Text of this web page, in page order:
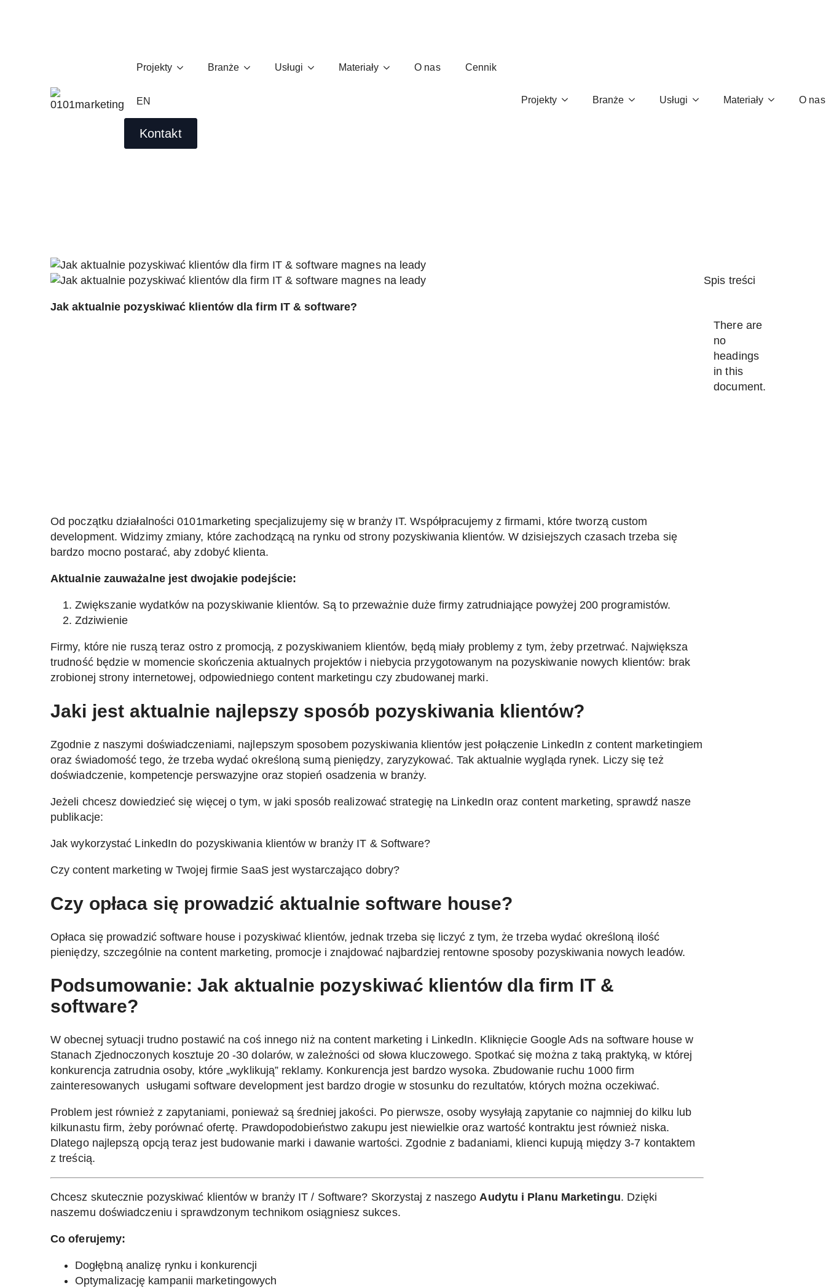
Projekty Branże Usługi Materiały O nas Cennik
EN
Kontakt
Projekty Branże Usługi Materiały O nas
Jak aktualnie pozyskiwać klientów dla firm IT & software?
Wojciech Idzikowski
Jak aktualnie pozyskiwać klientów dla firm IT & software?
Od początku działalności 0101marketing specjalizujemy się w branży IT. Współpracujemy z firmami, które tworzą custom
development. Widzimy zmiany, które zachodzącą na rynku od strony pozyskiwania klientów. W dzisiejszych czasach trzeba się
bardzo mocno postarać, aby zdobyć klienta.
Aktualnie zauważalne jest dwojakie podejście:
Zwiększanie wydatków na pozyskiwanie klientów. Są to przeważnie duże firmy zatrudniające powyżej 200 programistów.
Zdziwienie
Firmy, które nie ruszą teraz ostro z promocją, z pozyskiwaniem klientów, będą miały problemy z tym, żeby przetrwać. Największa
trudność będzie w momencie skończenia aktualnych projektów i niebycia przygotowanym na pozyskiwanie nowych klientów: brak
zrobionej strony internetowej, odpowiedniego content marketingu czy zbudowanej marki.
Jaki jest aktualnie najlepszy sposób pozyskiwania klientów?
Zgodnie z naszymi doświadczeniami, najlepszym sposobem pozyskiwania klientów jest połączenie LinkedIn z content marketingiem
oraz świadomość tego, że trzeba wydać określoną sumą pieniędzy, zaryzykować. Tak aktualnie wygląda rynek. Liczy się też
doświadczenie, kompetencje perswazyjne oraz stopień osadzenia w branży.
Jeżeli chcesz dowiedzieć się więcej o tym, w jaki sposób realizować strategię na LinkedIn oraz content marketing, sprawdź nasze
publikacje:
Jak wykorzystać LinkedIn do pozyskiwania klientów w branży IT & Software?
Czy content marketing w Twojej firmie SaaS jest wystarczająco dobry?
Czy opłaca się prowadzić aktualnie software house?
Opłaca się prowadzić software house i pozyskiwać klientów, jednak trzeba się liczyć z tym, że trzeba wydać określoną ilość
pieniędzy, szczególnie na content marketing, promocje i znajdować najbardziej rentowne sposoby pozyskiwania nowych leadów.
Podsumowanie: Jak aktualnie pozyskiwać klientów dla firm IT &
software?
W obecnej sytuacji trudno postawić na coś innego niż nacontent marketing i LinkedIn. Kliknięcie Google Ads na software house w
Stanach Zjednoczonych kosztuje 20 -30 dolarów, w zależności od słowa kluczowego. Spotkać się można z taką praktyką, w której
konkurencja zatrudnia osoby, które „wyklikują” reklamy. Konkurencja jest bardzo wysoka. Zbudowanie ruchu 1000 firm
zainteresowanych usługami software development jest bardzo drogie w stosunku do rezultatów, których można oczekiwać.
Problem jest również z zapytaniami, ponieważ są średniej jakości. Po pierwsze, osoby wysyłają zapytanie co najmniej do kilku lub
kilkunastu firm, żeby porównać ofertę. Prawdopodobieństwo zakupu jest niewielkie oraz wartość kontraktu jest również niska.
Dlatego najlepszą opcją teraz jest budowanie marki i dawanie wartości. Zgodnie z badaniami, klienci kupują między 3-7 kontaktem
z treścią.
Chcesz skutecznie pozyskiwać klientów w branży IT / Software? Skorzystaj z naszegoAudytu i Planu Marketingu. Dzięki
naszemu doświadczeniu i sprawdzonym technikom osiągniesz sukces.
Co oferujemy:
Dogłębną analizę rynku i konkurencji
Optymalizację kampanii marketingowych
Spis treści
There are
no
headings
in this
document.